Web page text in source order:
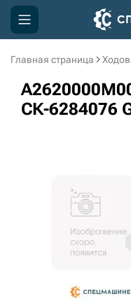
Главная страница
СК-6284076
Компания
Акции
3D тур по производству
3D тур по складам
sksale@skdst.ru